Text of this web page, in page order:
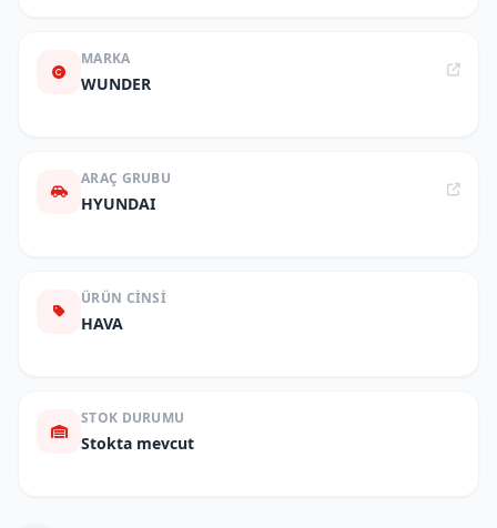
MARKA
WUNDER
ARAÇ GRUBU
HYUNDAI
ÜRÜN CINSI
HAVA
STOK DURUMU
Stokta mevcut